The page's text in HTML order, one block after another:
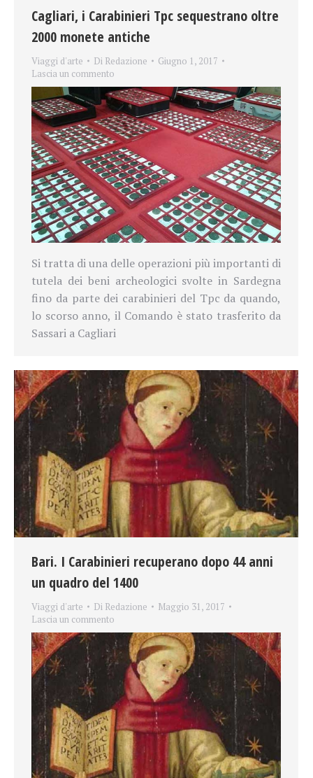
Cagliari, i Carabinieri Tpc sequestrano oltre
2000 monete antiche
Viaggi d'arte Di Redazione
Giugno 1, 2017
Lascia un commento
Si tratta di una delle operazioni più importanti di
tutela dei beni archeologici svolte in Sardegna
fino da parte dei carabinieri del Tpc da quando,
lo scorso anno, il Comando è stato trasferito da
Sassari a Cagliari
Bari. I Carabinieri recuperano dopo 44 anni
un quadro del 1400
Viaggi d'arte Di Redazione
Maggio 31, 2017
Lascia un commento